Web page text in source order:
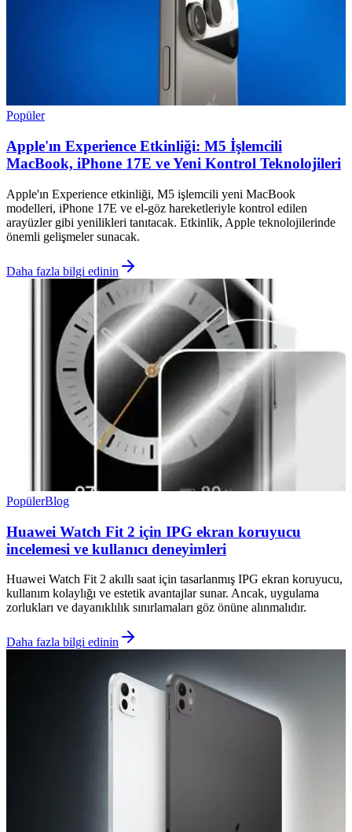
Popüler
Apple'ın Experience Etkinliği: M5 İşlemcili
MacBook, iPhone 17E ve Yeni Kontrol Teknolojileri
Apple'ın Experience etkinliği, M5 işlemcili yeni MacBook
modelleri, iPhone 17E ve el-göz hareketleriyle kontrol edilen
arayüzler gibi yenilikleri tanıtacak. Etkinlik, Apple teknolojilerinde
önemli gelişmeler sunacak.
Daha fazla bilgi edinin
PopülerBlog
Huawei Watch Fit 2 için IPG ekran koruyucu
incelemesi ve kullanıcı deneyimleri
Huawei Watch Fit 2 akıllı saat için tasarlanmış IPG ekran koruyucu,
kullanım kolaylığı ve estetik avantajlar sunar. Ancak, uygulama
zorlukları ve dayanıklılık sınırlamaları göz önüne alınmalıdır.
Daha fazla bilgi edinin